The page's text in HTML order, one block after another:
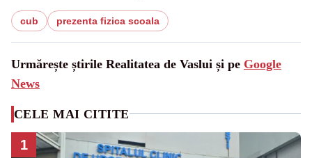
cub prezenta fizica scoala
Urmărește știrile Realitatea de Vaslui și pe Google
News
CELE MAI CITITE
1